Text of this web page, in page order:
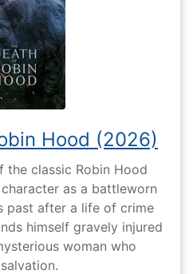
Hood (2026)
the classic Robin Hood
as a battleworn
past after a life of crime
himself gravely injured
woman who